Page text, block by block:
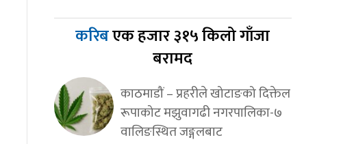
करिबएक हजार ३१५ किलो गाँजा
बरामद
काठमाडौं – प्रहरीले खोटाङको दिक्तेल
रूपाकोट मझुवागढी नगरपालिका-७
वालिङस्थित जङ्गलबाट